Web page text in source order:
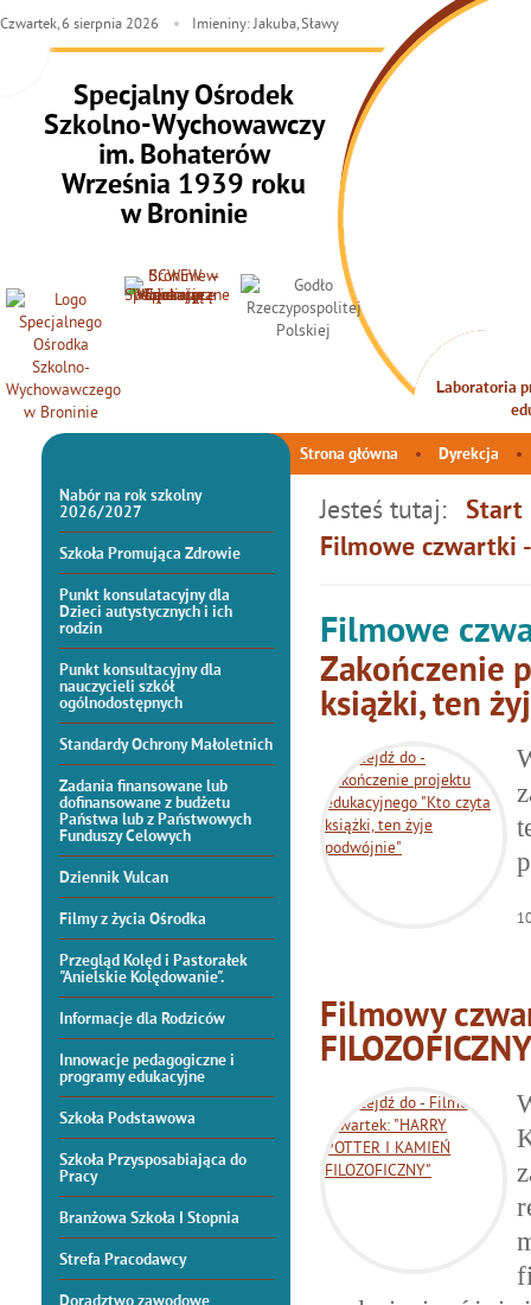
Specjalny Ośrodek
Szkolno-Wychowawczy
im. Bohaterów
Września 1939 roku
w Broninie
Czwartek, 6 sierpnia 2026 Imieniny: Jakuba, Sławy
Laboratoria
Strona główna Dyrekcja
Nabór na rok szkolny
2026/2027
Szkoła Promująca Zdrowie
Punkt konsulatacyjny dla
Dzieci autystycznych i ich
rodzin
Punkt konsultacyjny dla
nauczycieli szkół
ogólnodostępnych
Standardy Ochrony Małoletnich
Zadania finansowane lub
dofinansowane z budżetu
Państwa lub z Państwowych
Funduszy Celowych
Dziennik Vulcan
Filmy z życia Ośrodka
Przegląd Kolęd i Pastorałek
"Anielskie Kolędowanie".
Informacje dla Rodziców
Innowacje pedagogiczne i
programy edukacyjne
Szkoła Podstawowa
Szkoła Przysposabiająca do
Pracy
Branżowa Szkoła I Stopnia
Strefa Pracodawcy
Jesteś tutaj: Start
Filmowe czwartki
Filmowe
Zakończenie
książki, ten
Filmowy